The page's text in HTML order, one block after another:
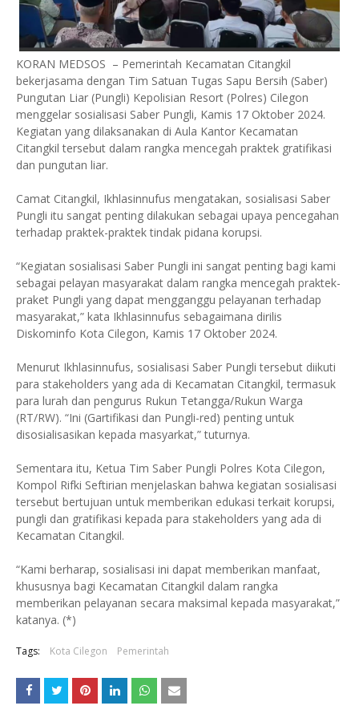
KORAN MEDSOS – Pemerintah Kecamatan Citangkil
bekerjasama dengan Tim Satuan Tugas Sapu Bersih (Saber)
Pungutan Liar (Pungli) Kepolisian Resort (Polres) Cilegon
menggelar sosialisasi Saber Pungli, Kamis 17 Oktober 2024.
Kegiatan yang dilaksanakan di Aula Kantor Kecamatan
Citangkil tersebut dalam rangka mencegah praktek gratifikasi
dan pungutan liar.
Camat Citangkil, Ikhlasinnufus mengatakan, sosialisasi Saber
Pungli itu sangat penting dilakukan sebagai upaya pencegahan
terhadap praktek-praktek tindak pidana korupsi.
“Kegiatan sosialisasi Saber Pungli ini sangat penting bagi kami
sebagai pelayan masyarakat dalam rangka mencegah praktek-
praket Pungli yang dapat mengganggu pelayanan terhadap
masyarakat,” kata Ikhlasinnufus sebagaimana dirilis
Diskominfo Kota Cilegon, Kamis 17 Oktober 2024.
Menurut Ikhlasinnufus, sosialisasi Saber Pungli tersebut diikuti
para stakeholders yang ada di Kecamatan Citangkil, termasuk
para lurah dan pengurus Rukun Tetangga/Rukun Warga
(RT/RW). “Ini (Gartifikasi dan Pungli-red) penting untuk
disosialisasikan kepada masyarkat,” tuturnya.
Sementara itu, Ketua Tim Saber Pungli Polres Kota Cilegon,
Kompol Rifki Seftirian menjelaskan bahwa kegiatan sosialisasi
tersebut bertujuan untuk memberikan edukasi terkait korupsi,
pungli dan gratifikasi kepada para stakeholders yang ada di
Kecamatan Citangkil.
“Kami berharap, sosialisasi ini dapat memberikan manfaat,
khususnya bagi Kecamatan Citangkil dalam rangka
memberikan pelayanan secara maksimal kepada masyarakat,”
katanya. (*)
Tags: Kota Cilegon Pemerintah